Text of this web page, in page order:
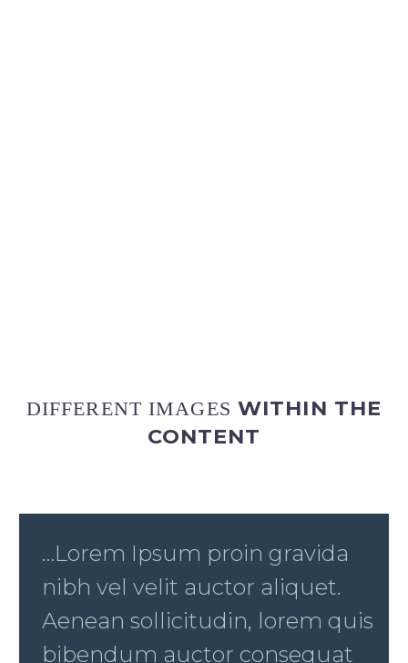
DIFFERENT IMAGES WITHIN THE
CONTENT
…Lorem Ipsum proin gravida
nibh vel velit auctor aliquet.
Aenean sollicitudin, lorem quis
bibendum auctor consequat